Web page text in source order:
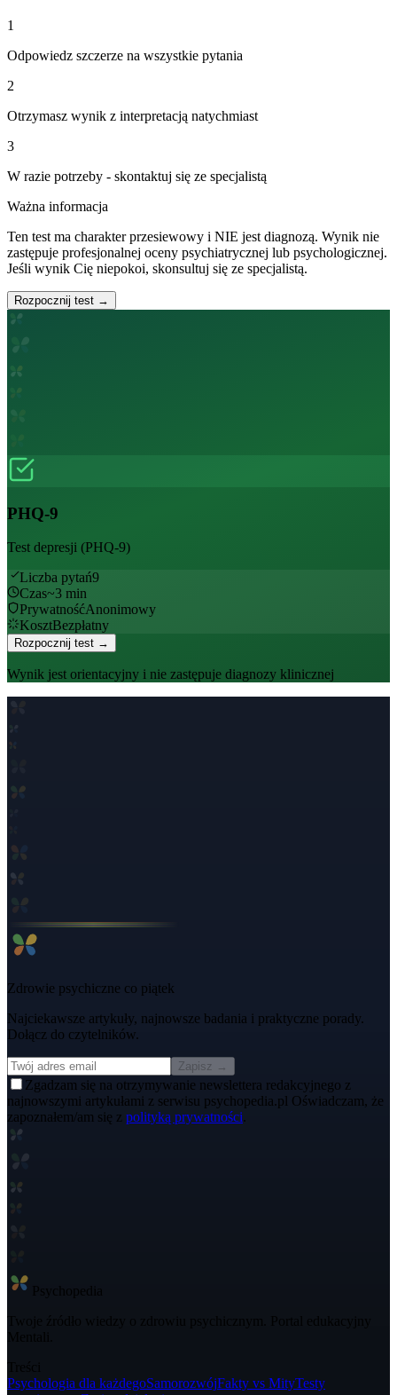
1
Odpowiedz szczerze na wszystkie pytania
2
Otrzymasz wynik z interpretacją natychmiast
3
W razie potrzeby - skontaktuj się ze specjalistą
Ważna informacja
Ten test ma charakter przesiewowy i NIE jest diagnozą. Wynik nie
zastępuje profesjonalnej oceny psychiatrycznej lub psychologicznej.
Jeśli wynik Cię niepokoi, skonsultuj się ze specjalistą.
Rozpocznij test →
PHQ-9
Test depresji (PHQ-9)
Liczba pytań9
Czas~3 min
PrywatnośćAnonimowy
KosztBezpłatny
Rozpocznij test →
Wynik jest orientacyjny i nie zastępuje diagnozy klinicznej
Zdrowie psychiczne co piątek
Najciekawsze artykuły, najnowsze badania i praktyczne porady.
Dołącz do czytelników.
Zapisz →
Zgadzam się na otrzymywanie newslettera redakcyjnego z
najnowszymi artykułami z serwisu psychopedia.pl Oświadczam, że
zapoznałem/am się z polityką prywatności.
Psycho pedia
Psychologia dla każdegoSamorozwójFakty vs MityTesty